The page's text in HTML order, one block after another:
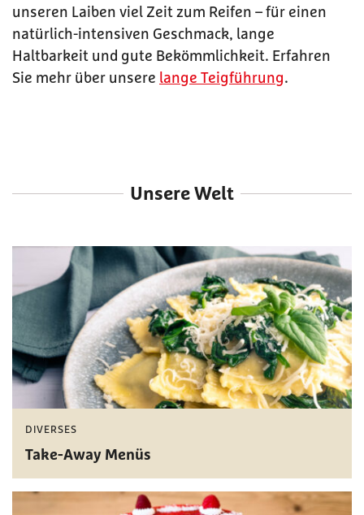
unseren Laiben viel Zeit zum Reifen – für einen
natürlich-intensiven Geschmack, lange
Haltbarkeit und gute Bekömmlichkeit. Erfahren
Sie mehr über unsere lange Teigführung.
Unsere Welt
DIVERSES
Take-Away Menüs